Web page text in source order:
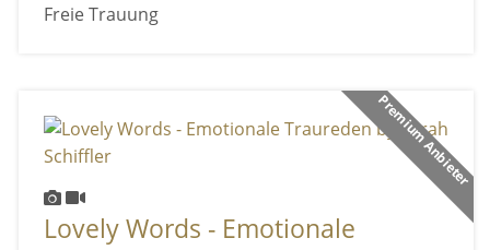
Freie Trauung
Premium Anbieter
Lovely Words - Emotionale